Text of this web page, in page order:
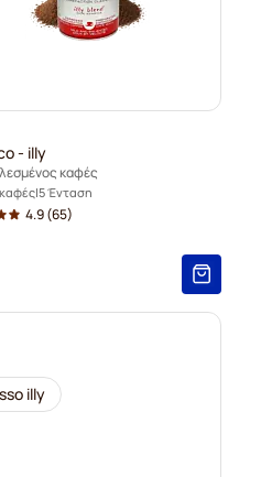
- illy
καφές
5 Ένταση
4.9(65)
illy